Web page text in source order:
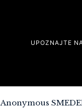
UPOZNAJTE
Anonymous